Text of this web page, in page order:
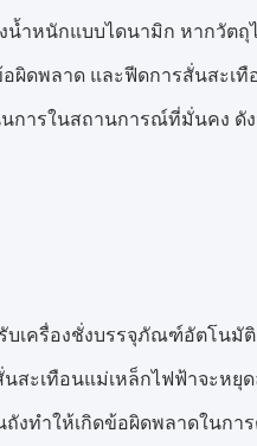
ำหนักแบบไดนามิก หากวัตถุ
อผิดพลาด และฟีดการสั่นสะเ
นการในสถานการณ์ที่มั่นคง
เครื่องชั่งบรรจุภัณฑ์อัตโนมั
สะเทือนแม่เหล็กไฟฟ้าจะหยุ
ถังทำให้เกิดข้อผิดพลาดในก